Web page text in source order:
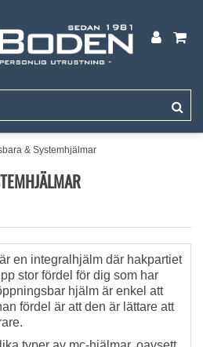
& Systemhjälmar
en integralhjälm där hakpartiet
stor fördel för dig som har
hjälm är enkel att
fördel är att den är lättare att